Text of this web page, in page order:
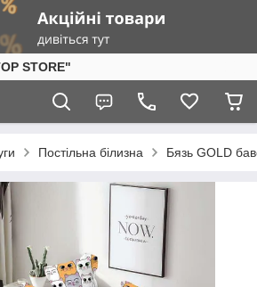
STORE"
Постільна білизна Бязь GOLD